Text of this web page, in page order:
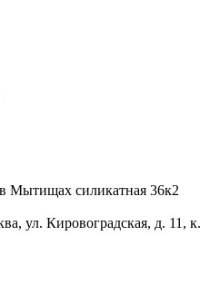
Мытищах силикатная 36к2
Кировоградская, д. 11, к.